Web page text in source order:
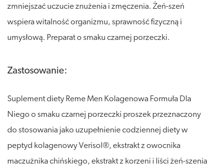
zmniejszać uczucie znużenia i zmęczenia. Żeń-szeń
wspiera witalność organizmu, sprawność fizyczną i
umysłową. Preparat o smaku czarnej porzeczki.
Zastosowanie:
Suplement diety Reme Men Kolagenowa Formuła Dla
Niego o smaku czarnej porzeczki proszek przeznaczony
do stosowania jako uzupełnienie codziennej diety w
peptyd kolagenowy Verisol®, ekstrakt z owocnika
maczużnika chińskiego, ekstrakt z korzeni i liści żeń-szenia